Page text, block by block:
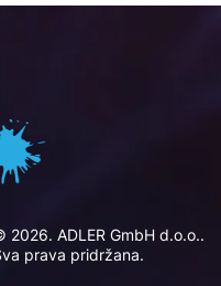
2026. ADLER GmbH d.o.o..
prava pridržana.